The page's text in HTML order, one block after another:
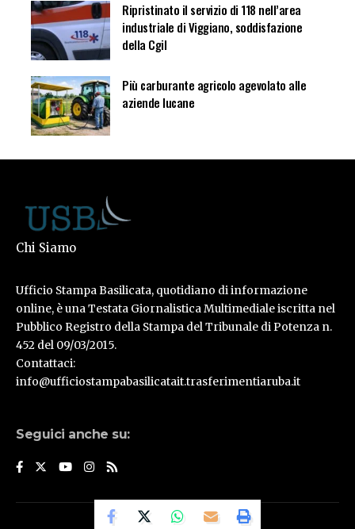
Ripristinato il servizio di 118 nell’area
industriale di Viggiano, soddisfazione
della Cgil
Più carburante agricolo agevolato alle
aziende lucane
Chi Siamo
Ufficio Stampa Basilicata, quotidiano di informazione
online, è una Testata Giornalistica Multimediale iscritta nel
Pubblico Registro della Stampa del Tribunale di Potenza n.
452 del 09/03/2015.
Contattaci:
info@ufficiostampabasilicatait.trasferimentiaruba.it
Seguici anche su:
© Ufficio Stampa Basilicata